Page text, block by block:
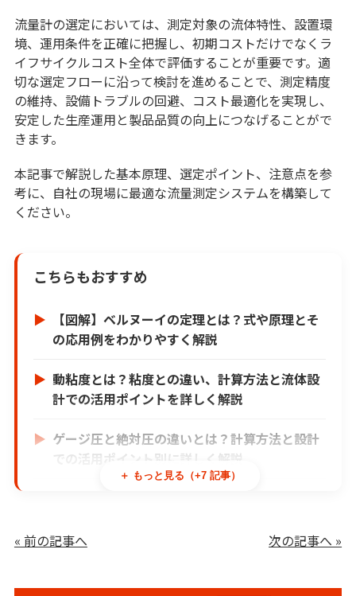
流量計の選定においては、測定対象の流体特性、設置環
境、運用条件を正確に把握し、初期コストだけでなくラ
イフサイクルコスト全体で評価することが重要です。適
切な選定フローに沿って検討を進めることで、測定精度
の維持、設備トラブルの回避、コスト最適化を実現し、
安定した生産運用と製品品質の向上につなげることがで
きます。
本記事で解説した基本原理、選定ポイント、注意点を参
考に、自社の現場に最適な流量測定システムを構築して
ください。
こちらもおすすめ
【図解】ベルヌーイの定理とは？式や原理とそ
の応用例をわかりやすく解説
動粘度とは？粘度との違い、計算方法と流体設
計での活用ポイントを詳しく解説
ゲージ圧と絶対圧の違いとは？計算方法と設計
での活用ポイント別に詳しく解説
＋ もっと見る（+7 記事）
« 前の記事へ 次の記事へ »